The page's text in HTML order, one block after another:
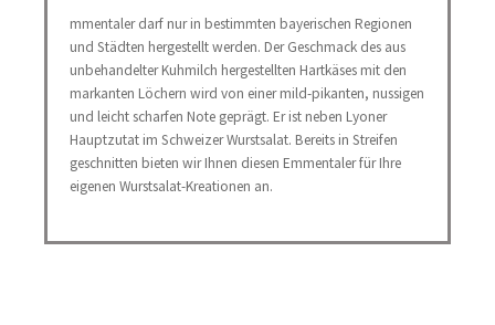
mmentaler darf nur in bestimmten bayerischen Regionen
und Städten hergestellt werden. Der Geschmack des aus
unbehandelter Kuhmilch hergestellten Hartkäses mit den
markanten Löchern wird von einer mild-pikanten, nussigen
und leicht scharfen Note geprägt. Er ist neben Lyoner
Hauptzutat im Schweizer Wurstsalat. Bereits in Streifen
geschnitten bieten wir Ihnen diesen Emmentaler für Ihre
eigenen Wurstsalat-Kreationen an.